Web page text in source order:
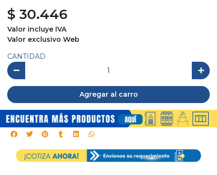
$ 30.446
Valor incluye IVA
Valor exclusivo Web
CANTIDAD
Agregar al carro